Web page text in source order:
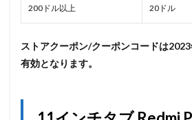
200ドル以上 20ドル
ストアクーポン/クーポンコードは
有効となります。